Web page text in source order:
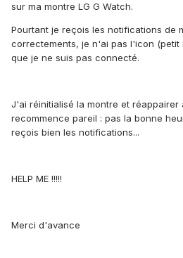
sur ma montre LG G Watch.
Pourtant je reçois les notifications de
correctements, je n'ai pas l'icon (petit
que je ne suis pas connecté.
J'ai réinitialisé la montre et
recommence pareil : pas la bonne
reçois bien les notifications...
HELP ME !!!!!
Merci d'avance